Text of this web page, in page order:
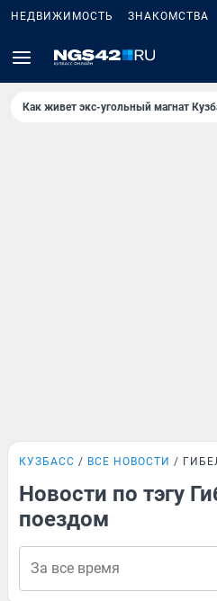
НЕДВИЖИМОСТЬ ЗНАКОМСТВА
Как живет экс-угольный магнат
КУЗБАСС ВСЕ НОВОСТИ
Новости по тэгу
поездом